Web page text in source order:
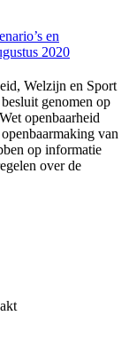
en
2020
Welzijn en Sport
genomen op
openbaarheid
van
op informatie
over de